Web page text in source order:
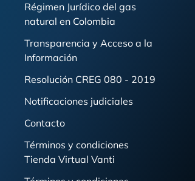
Régimen Jurídico del gas
natural en Colombia
Transparencia y Acceso a la
Información
Resolución CREG 080 - 2019
Notificaciones judiciales
Contacto
Términos y condiciones
Tienda Virtual Vanti